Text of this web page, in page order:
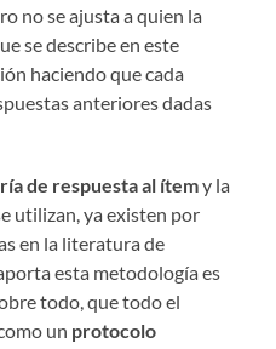
no se ajusta a quien la
se describe en este
haciendo que cada
anteriores dadas
de respuesta al ítemy la
utilizan, ya existen por
en la literatura de
esta metodología es
todo, que todo el
un protocolo